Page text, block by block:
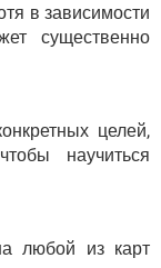
в зависимости
существенно
целей,
научиться
любой из карт